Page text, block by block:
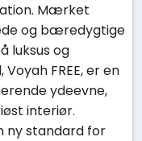
Mærket
og bæredygtige
luksus og
FREE, er en
ydeevne,
interiør.
ny standard for